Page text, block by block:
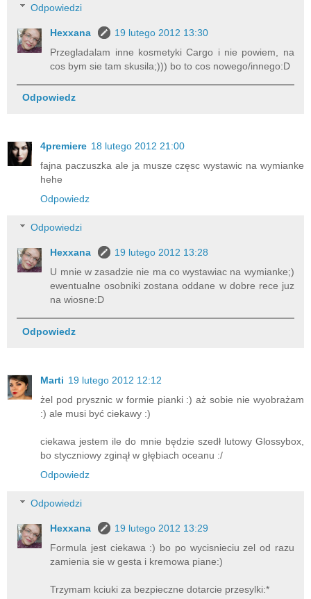
Odpowiedzi
Hexxana
19 lutego 2012 13:30
Przegladalam inne kosmetyki Cargo i nie powiem, na
cos bym sie tam skusila;))) bo to cos nowego/innego:D
Odpowiedz
4premiere 18 lutego 2012 21:00
fajna paczuszka ale ja musze częsc wystawic na wymianke
hehe
Odpowiedz
Odpowiedzi
Hexxana
19 lutego 2012 13:28
U mnie w zasadzie nie ma co wystawiac na wymianke;)
ewentualne osobniki zostana oddane w dobre rece juz
na wiosne:D
Odpowiedz
Marti 19 lutego 2012 12:12
żel pod prysznic w formie pianki :) aż sobie nie wyobrażam
:) ale musi być ciekawy :)
ciekawa jestem ile do mnie będzie szedł lutowy Glossybox,
bo styczniowy zginął w głębiach oceanu :/
Odpowiedz
Odpowiedzi
Hexxana
19 lutego 2012 13:29
Formula jest ciekawa :) bo po wycisnieciu zel od razu
zamienia sie w gesta i kremowa piane:)
Trzymam kciuki za bezpieczne dotarcie przesylki:*